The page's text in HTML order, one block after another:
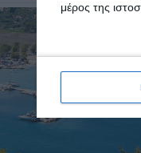
μέρος της